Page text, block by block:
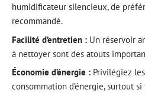
humidificateur silencieux, de
recommandé.
Facilité d’entretien : Un réservoir
à nettoyer sont des atouts
Économie d’énergie : Privilégiez
consommation d’énergie, surtout